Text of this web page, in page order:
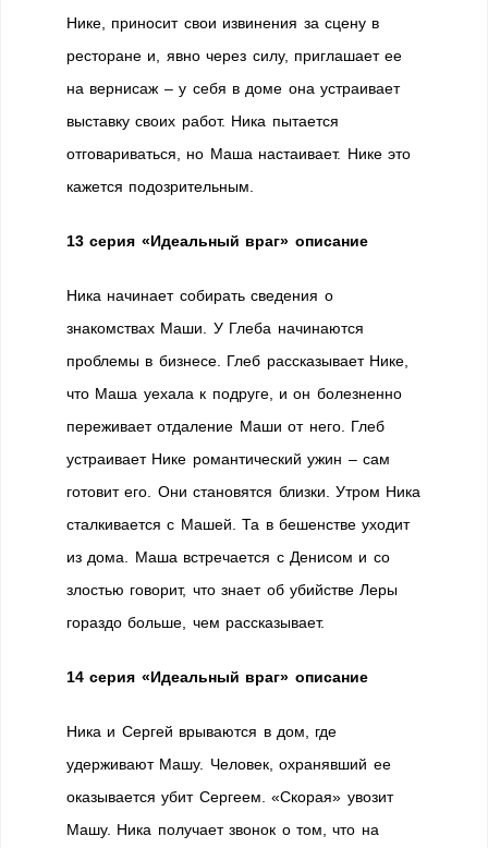
Нике, приносит свои извинения за сцену в
ресторане и, явно через силу, приглашает ее
на вернисаж – у себя в доме она устраивает
выставку своих работ. Ника пытается
отговариваться, но Маша настаивает. Нике это
кажется подозрительным.
13 серия «Идеальный враг» описание
Ника начинает собирать сведения о
знакомствах Маши. У Глеба начинаются
проблемы в бизнесе. Глеб рассказывает Нике,
что Маша уехала к подруге, и он болезненно
переживает отдаление Маши от него. Глеб
устраивает Нике романтический ужин – сам
готовит его. Они становятся близки. Утром Ника
сталкивается с Машей. Та в бешенстве уходит
из дома. Маша встречается с Денисом и со
злостью говорит, что знает об убийстве Леры
гораздо больше, чем рассказывает.
14 серия «Идеальный враг» описание
Ника и Сергей врываются в дом, где
удерживают Машу. Человек, охранявший ее
оказывается убит Сергеем. «Скорая» увозит
Машу. Ника получает звонок о том, что на